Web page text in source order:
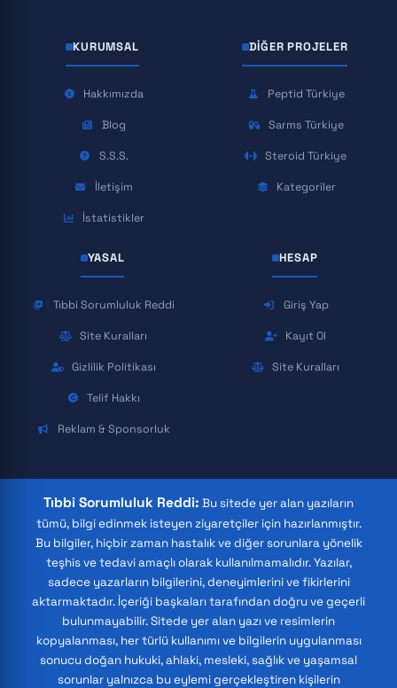
KURUMSAL
Hakkımızda
Blog
S.S.S.
İletişim
İstatistikler
DIĞER PROJELER
Peptid Türkiye
Sarms Türkiye
Steroid Türkiye
Kategoriler
YASAL
Tıbbi Sorumluluk Reddi
Site Kuralları
Gizlilik Politikası
Telif Hakkı
Reklam & Sponsorluk
HESAP
Giriş Yap
Kayıt Ol
Site Kuralları
Tıbbi Sorumluluk Reddi: Bu sitede yer alan yazıların
tümü, bilgi edinmek isteyen ziyaretçiler için hazırlanmıştır.
Bu bilgiler, hiçbir zaman hastalık ve diğer sorunlara yönelik
teşhis ve tedavi amaçlı olarak kullanılmamalıdır. Yazılar,
sadece yazarların bilgilerini, deneyimlerini ve fikirlerini
aktarmaktadır. İçeriği başkaları tarafından doğru ve geçerli
bulunmayabilir. Sitede yer alan yazı ve resimlerin
kopyalanması, her türlü kullanımı ve bilgilerin uygulanması
sonucu doğan hukuki, ahlaki, mesleki, sağlık ve yaşamsal
sorunlar yalnızca bu eylemi gerçekleştiren kişilerin